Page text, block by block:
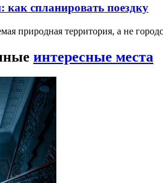
как спланировать поездку
природная территория, а не
интересные места